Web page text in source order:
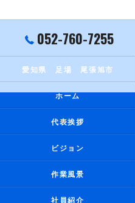
052-760-7255
愛知県 足場 尾張旭市
ホーム
代表挨拶
ビジョン
作業風景
社員紹介